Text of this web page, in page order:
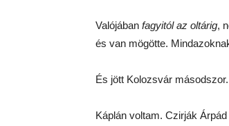
Valójában fagyitól az oltárig,
és van mögötte.
És jött Kolozsvár
Káplán voltam. Czirják